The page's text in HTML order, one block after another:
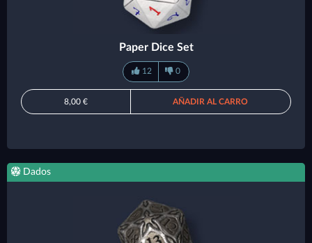
Paper Dice Set
12 0
8,00 € AÑADIR AL CARRO
Dados